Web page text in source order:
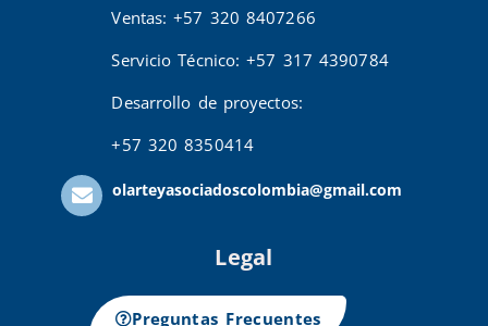
Ventas: +57 320 8407266
Servicio Técnico: +57 317 4390784
Desarrollo de proyectos:
+57 320 8350414
olarteyasociadoscolombia@gmail.com
Legal
Preguntas Frecuentes